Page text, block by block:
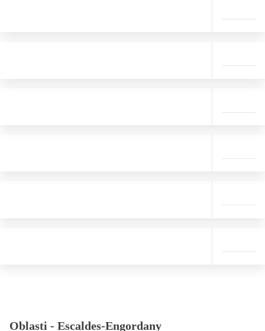
Oblasti - Escaldes-Engordany